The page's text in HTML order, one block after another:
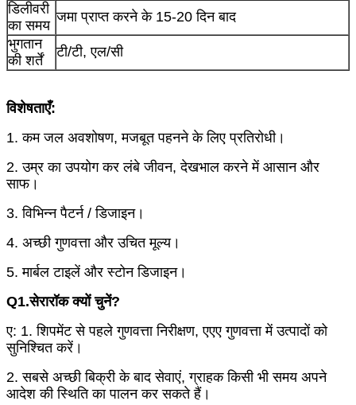
डिलीवरी
का समय
जमा प्राप्त करने के 15-20 दिन बाद
भुगतान
की शर्तें
टी/टी, एल/सी
विशेषताएँ:
1. कम जल अवशोषण, मजबूत पहनने के लिए प्रतिरोधी।
2. उम्र का उपयोग कर लंबे जीवन, देखभाल करने में आसान और
साफ।
3. विभिन्न पैटर्न / डिजाइन।
4. अच्छी गुणवत्ता और उचित मूल्य।
5. मार्बल टाइलें और स्टोन डिजाइन।
Q1.सेरारॉक क्यों चुनें?
ए: 1. शिपमेंट से पहले गुणवत्ता निरीक्षण, एएए गुणवत्ता में उत्पादों को
सुनिश्चित करें।
2. सबसे अच्छी बिक्री के बाद सेवाएं, ग्राहक किसी भी समय अपने
आदेश की स्थिति का पालन कर सकते हैं।